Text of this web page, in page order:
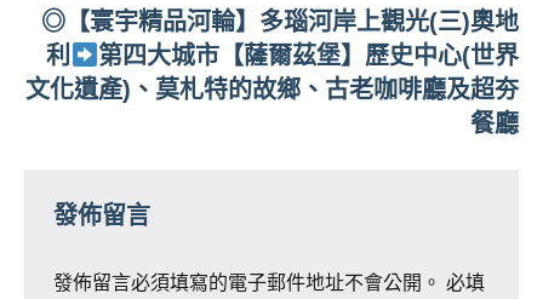
◎【寰宇精品河輪】多瑙河岸上觀光(三)奧地
利
第四大城市【薩爾茲堡】歷史中心(世界
文化遺產)、莫札特的故鄉、古老咖啡廳及超夯
餐廳
發佈留言
發佈留言必須填寫的電子郵件地址不會公開。 必填